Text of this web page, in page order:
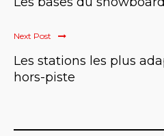
Next Post
Les stations les plus
hors-piste